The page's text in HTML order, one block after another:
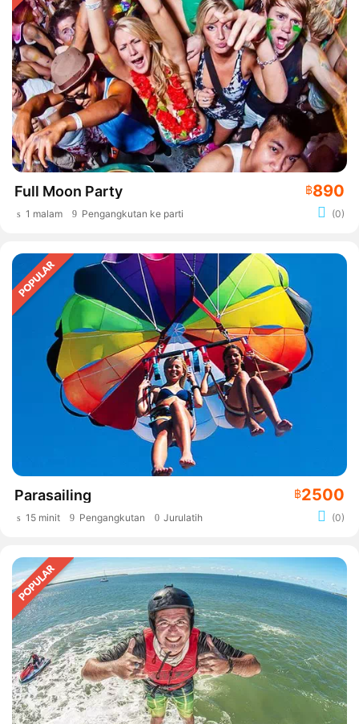
Full Moon Party ฿890
1 malam Pengangkutan ke parti (0)
Parasailing ฿2500
15 minit Pengangkutan Jurulatih (0)